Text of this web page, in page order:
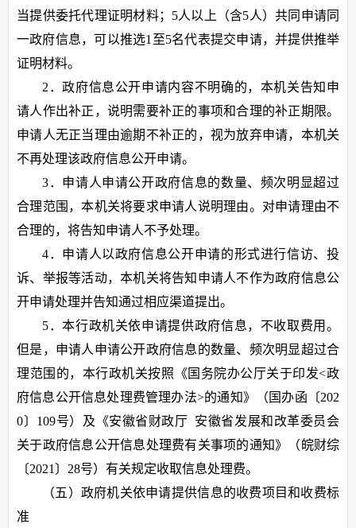
当提供委托代理证明材料；5人以上（含5人）共同申请同
一政府信息，可以推选1至5名代表提交申请，并提供推举
证明材料。
2．政府信息公开申请内容不明确的，本机关告知申
请人作出补正，说明需要补正的事项和合理的补正期限。
申请人无正当理由逾期不补正的，视为放弃申请，本机关
不再处理该政府信息公开申请。
3．申请人申请公开政府信息的数量、频次明显超过
合理范围，本机关将要求申请人说明理由。对申请理由不
合理的，将告知申请人不予处理。
4．申请人以政府信息公开申请的形式进行信访、投
诉、举报等活动，本机关将告知申请人不作为政府信息公
开申请处理并告知通过相应渠道提出。
5．本行政机关依申请提供政府信息，不收取费用。
但是，申请人申请公开政府信息的数量、频次明显超过合
理范围的，本行政机关按照《国务院办公厅关于印发<政
府信息公开信息处理费管理办法>的通知》（国办函〔202
0〕109号）及《安徽省财政厅 安徽省发展和改革委员会
关于政府信息公开信息处理费有关事项的通知》（皖财综
〔2021〕28号）有关规定收取信息处理费。
（五）政府机关依申请提供信息的收费项目和收费标
准